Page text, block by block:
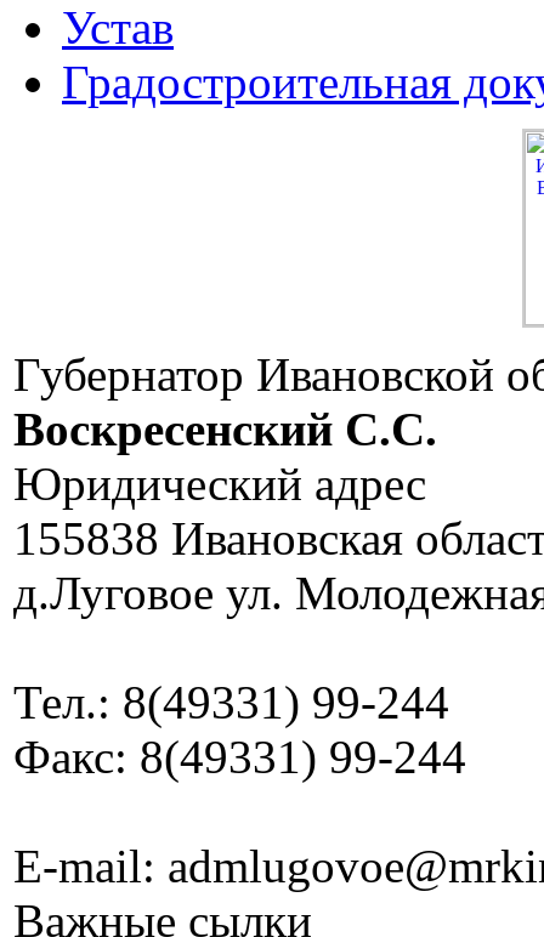
Устав
Градостроительная
Губернатор Ивановской
Воскресенский C.C.
Юридический адрес
155838 Ивановская
д.Луговое ул.
Тел.: 8(49331) 99-244
Факс: 8(49331) 99-244
E-mail:
Важные сылки